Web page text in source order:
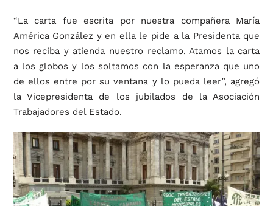
“La carta fue escrita por nuestra compañera María
América González y en ella le pide a la Presidenta que
nos reciba y atienda nuestro reclamo. Atamos la carta
a los globos y los soltamos con la esperanza que uno
de ellos entre por su ventana y lo pueda leer”, agregó
la Vicepresidenta de los jubilados de la Asociación
Trabajadores del Estado.